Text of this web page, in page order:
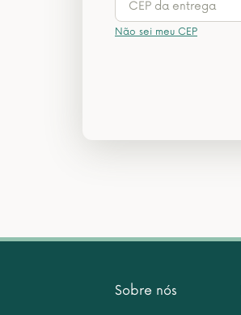
Não sei meu CEP
Sobre nós